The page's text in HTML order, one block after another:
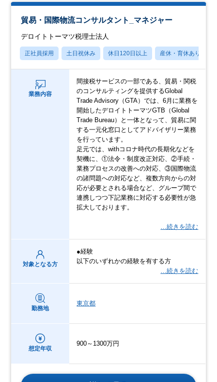
貿易・国際物流コンサルタント_マネジャー
デロイトトーマツ税理士法人
正社員採用 土日祝休み 休日120日以上 産休・育休あり
業務内容
間接税サービスの一部である、貿易・関税
のコンサルティングを提供するGlobal
Trade Advisory（GTA）では、6月に業務を
開始したデロイトトーマツGTB（Global
Trade Bureau）と一体となって、貿易に関
する一元化窓口としてアドバイザリー業務
を行っています。
足元では、withコロナ時代の長期化などを
契機に、①法令・制度改正対応、②手続・
業務プロセスの改善への対応、③国際物流
の諸問題への対応など、複数方向からの対
応が必要とされる場合など、グループ間で
連携しつつ下記業務に対応する必要性が急
拡大しております。
…続きを読む
対象となる方
●経験
以下のいずれかの経験を有する方
…続きを読む
勤務地
東京都
想定年収
900～1300万円